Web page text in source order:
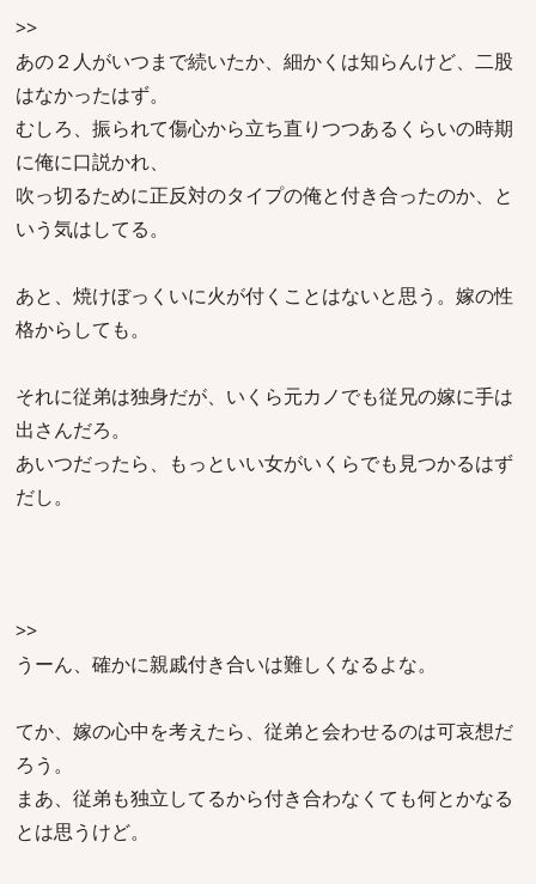
>>
あの２人がいつまで続いたか、細かくは知らんけど、二股
はなかったはず。
むしろ、振られて傷心から立ち直りつつあるくらいの時期
に俺に口説かれ、
吹っ切るために正反対のタイプの俺と付き合ったのか、と
いう気はしてる。
あと、焼けぼっくいに火が付くことはないと思う。嫁の性
格からしても。
それに従弟は独身だが、いくら元カノでも従兄の嫁に手は
出さんだろ。
あいつだったら、もっといい女がいくらでも見つかるはず
だし。
>>
うーん、確かに親戚付き合いは難しくなるよな。
てか、嫁の心中を考えたら、従弟と会わせるのは可哀想だ
ろう。
まあ、従弟も独立してるから付き合わなくても何とかなる
とは思うけど。